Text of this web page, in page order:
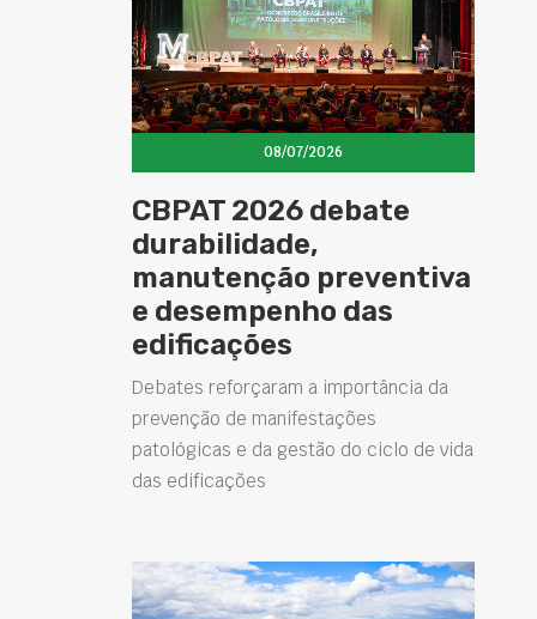
08/07/2026
CBPAT 2026 debate
durabilidade,
manutenção preventiva
e desempenho das
edificações
Debates reforçaram a importância da
prevenção de manifestações
patológicas e da gestão do ciclo de vida
das edificações